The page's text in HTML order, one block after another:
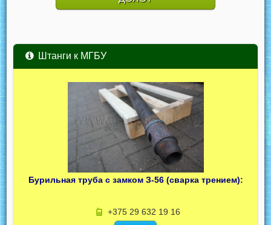
Штанги к МГБУ
Бурильная труба с замком З-56 (сварка трением):
+375 29 632 19 16